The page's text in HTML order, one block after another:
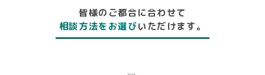
皆様のご都合に合わせて
相談方法をお選びいただけます。